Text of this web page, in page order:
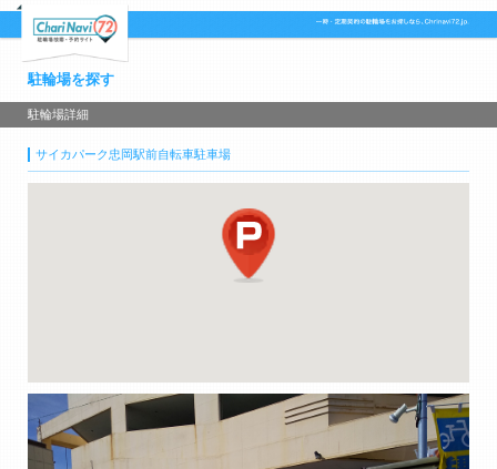
駐輪場を探す
駐輪場詳細
サイカパーク忠岡駅前自転車駐車場